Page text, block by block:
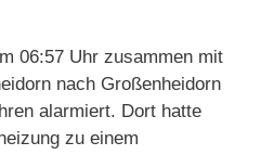
06:57 Uhr zusammen mit
nach Großenheidorn
alarmiert. Dort hatte
zu einem